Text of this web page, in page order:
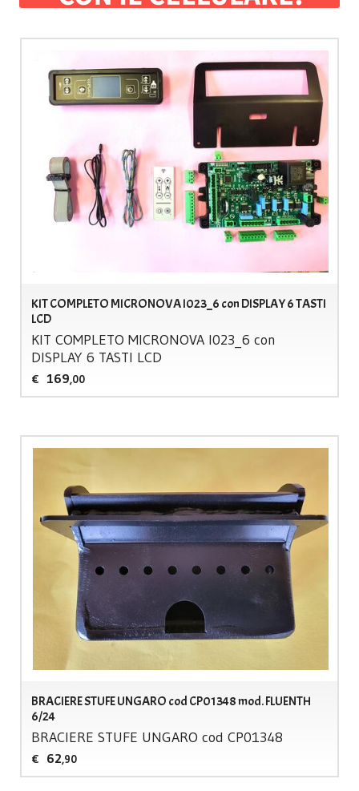
KIT COMPLETO MICRONOVA I023_6 con DISPLAY 6 TASTI
LCD
KIT COMPLETO MICRONOVAI023_6 con
DISPLAY6 TASTI LCD
€ 169,00
BRACIERE STUFE UNGARO cod CP01348 mod. FLUENTH
6/24
BRACIERE STUFE UNGARO cod CP01348
€ 62,90